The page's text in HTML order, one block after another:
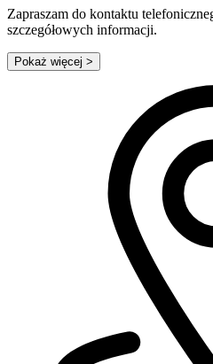
Zapraszam do kontaktu
szczegółowych informacji.
Pokaż więcej >